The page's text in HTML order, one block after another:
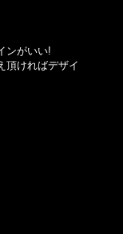
ンがいい!
頂ければデザイ